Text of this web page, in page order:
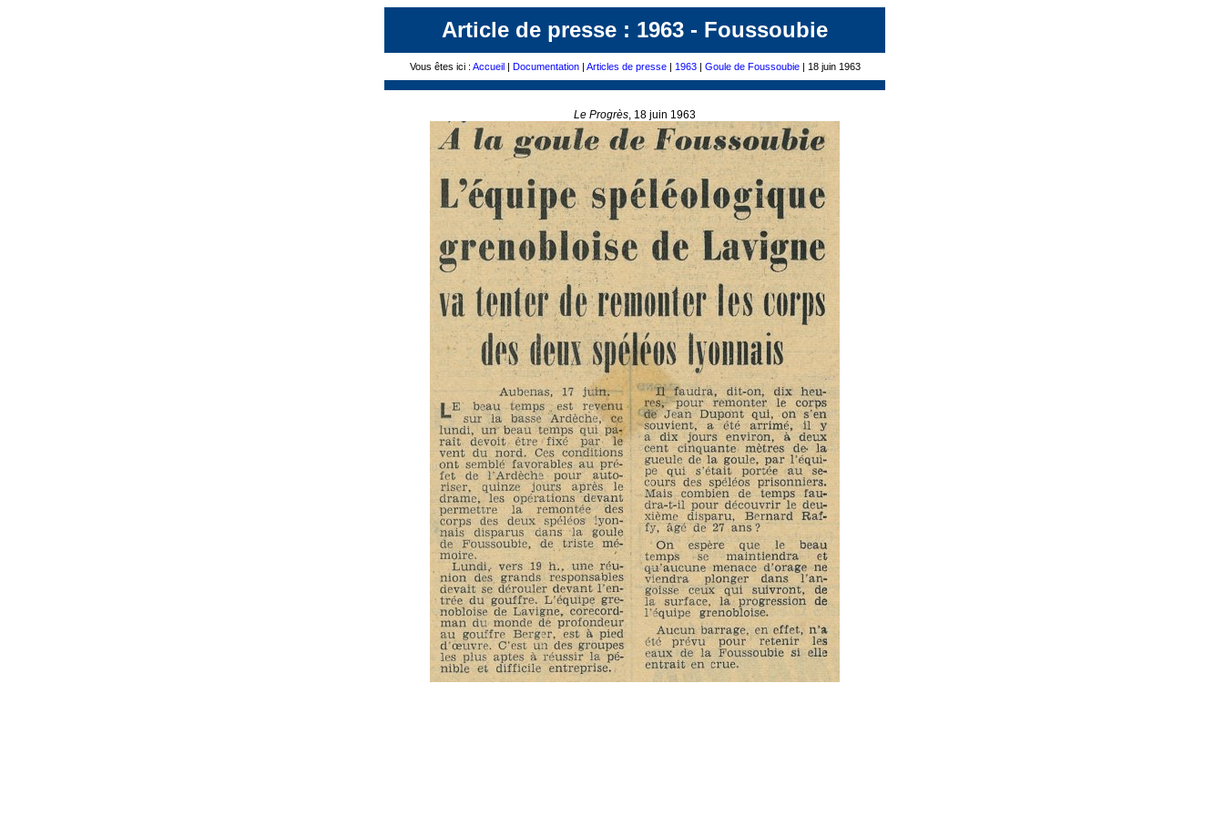
Article de presse : 1963 - Foussoubie
Vous êtes ici : Accueil| Documentation| Articles de presse| 1963| Goule de Foussoubie| 18 juin 1963
Le Progrès, 18 juin 1963